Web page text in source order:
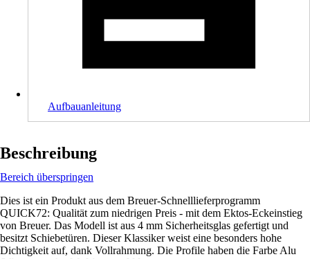
Aufbauanleitung
Beschreibung
Bereich überspringen
Dies ist ein Produkt aus dem Breuer-Schnelllieferprogramm
QUICK72: Qualität zum niedrigen Preis - mit dem Ektos-Eckeinstieg
von Breuer. Das Modell ist aus 4 mm Sicherheitsglas gefertigt und
besitzt Schiebetüren. Dieser Klassiker weist eine besonders hohe
Dichtigkeit auf, dank Vollrahmung. Die Profile haben die Farbe Alu